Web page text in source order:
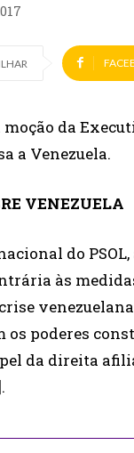
da
a Venezuela.
VENEZUELA
do
às
os poderes
da direita